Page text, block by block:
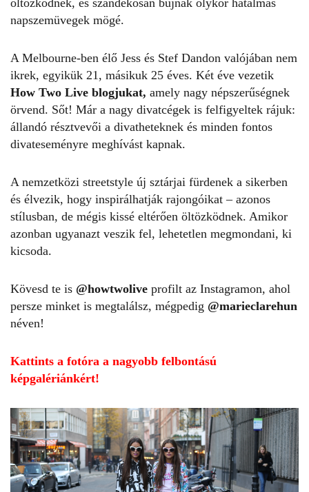
öltözködnek, és szándékosan bújnak olykor hatalmas
napszemüvegek mögé.
A Melbourne-ben élő Jess és Stef Dandon valójában nem
ikrek, egyikük 21, másikuk 25 éves. Két éve vezetik
How Two Live blogjukat, amely nagy népszerűségnek
örvend. Sőt! Már a nagy divatcégek is felfigyeltek rájuk:
állandó résztvevői a divatheteknek és minden fontos
divateseményre meghívást kapnak.
A nemzetközi streetstyle új sztárjai fürdenek a sikerben
és élvezik, hogy inspirálhatják rajongóikat – azonos
stílusban, de mégis kissé eltérően öltözködnek. Amikor
azonban ugyanazt veszik fel, lehetetlen megmondani, ki
kicsoda.
Kövesd te is @howtwolive profilt az Instagramon, ahol
persze minket is megtalálsz, mégpedig @marieclarehun
néven!
Kattints a fotóra a nagyobb felbontású
képgalériánkért!